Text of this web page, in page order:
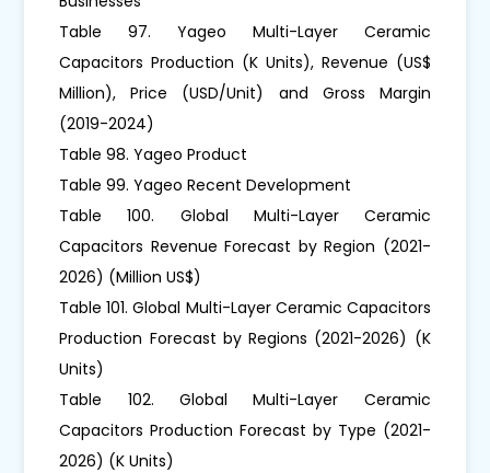
Table 97. Yageo Multi-Layer Ceramic
Capacitors Production (K Units), Revenue (US$
Million), Price (USD/Unit) and Gross Margin
(2019-2024)
Table 98. Yageo Product
Table 99. Yageo Recent Development
Table 100. Global Multi-Layer Ceramic
Capacitors Revenue Forecast by Region (2021-
2026) (Million US$)
Table 101. Global Multi-Layer Ceramic Capacitors
Production Forecast by Regions (2021-2026) (K
Units)
Table 102. Global Multi-Layer Ceramic
Capacitors Production Forecast by Type (2021-
2026) (K Units)